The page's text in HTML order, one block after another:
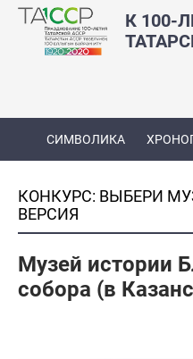
К 100-
СИМВОЛИКА
КОНКУРС: ВЫБЕРИ
ВЕРСИЯ
Музей истории
собора (в